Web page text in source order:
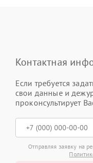
Контактная
Если требуется
свои данные и
проконсультирует
Отправляя заявку на